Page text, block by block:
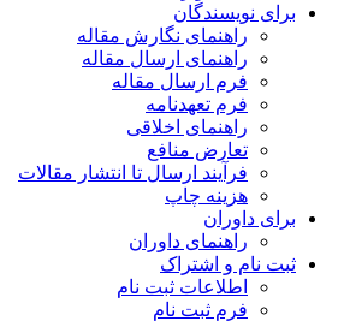
برای نویسندگان
راهنمای نگارش مقاله
راهنمای ارسال مقاله
فرم ارسال مقاله
فرم تعهدنامه
راهنمای اخلاقی
تعارض منافع
فرآیند ارسال تا انتشار مقالات
هزینه چاپ
برای داوران
راهنمای داوران
ثبت نام و اشتراک
اطلاعات ثبت نام
فرم ثبت نام